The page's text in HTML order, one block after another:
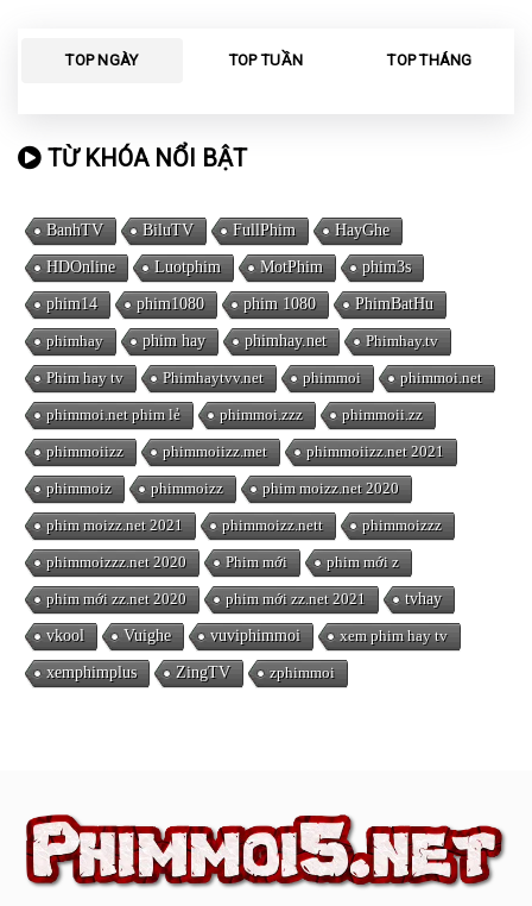
TOP NGÀY TOP TUẦN TOP THÁNG
TỪ KHÓA NỔI BẬT
BanhTV BiluTV FullPhim HayGhe
HDOnline Luotphim MotPhim phim3s
phim14 phim1080 phim 1080 PhimBatHu
phimhay phim hay phimhay.net Phimhay.tv
Phim hay tv Phimhaytvv.net phimmoi phimmoi.net
phimmoi.net phim lẻ phimmoi.zzz phimmoii.zz
phimmoiizz phimmoiizz.met phimmoiizz.net 2021
phimmoiz phimmoizz phim moizz.net 2020
phim moizz.net 2021 phimmoizz.nett phimmoizzz
phimmoizzz.net 2020 Phim mới phim mới z
phim mới zz.net 2020 phim mới zz.net 2021 tvhay
vkool Vuighe vuviphimmoi xem phim hay tv
xemphimplus ZingTV zphimmoi